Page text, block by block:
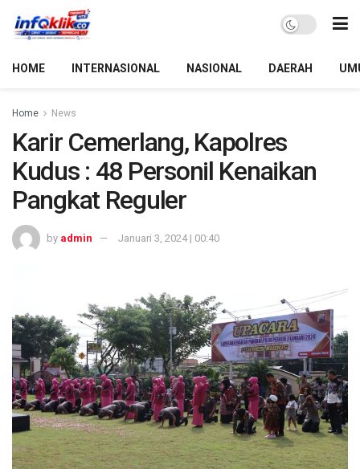
HOME INTERNASIONAL NASIONAL DAERAH
Home News
Karir Cemerlang, Kapolres
Kudus : 48 Personil Kenaikan
Pangkat Reguler
by admin Januari 3, 2024 | 00:40